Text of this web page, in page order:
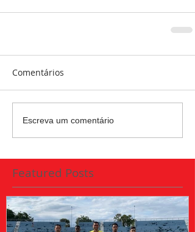
Comentários
Escreva um comentário
Featured Posts